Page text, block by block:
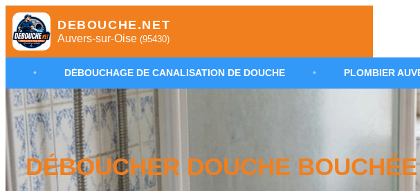
DEBOUCHE.NET
Auvers-sur-Oise (95430)
DE CANALISATION DE DOUCHE • PLOMBIER AUVERS-SUR-OISE
DÉBOUCHER DOUCHE